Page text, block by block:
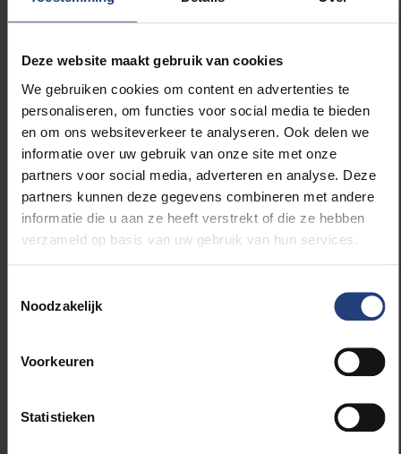
Deze website maakt gebruik van cookies
We gebruiken cookies om content en advertenties te
personaliseren, om functies voor social media te bieden
en om ons websiteverkeer te analyseren. Ook delen we
informatie over uw gebruik van onze site met onze
partners voor social media, adverteren en analyse. Deze
partners kunnen deze gegevens combineren met andere
informatie die u aan ze heeft verstrekt of die ze hebben
verzameld op basis van uw gebruik van hun services.
Noodzakelijk
Voorkeuren
Statistieken
produceren ze naastgroter danin de vergrotende
Een bijkomende
misvatting gaat over wat
taalregels precies zijn.
eigenlijk in geïnteresseerd zijn. Deze regels zijn
moedertaalsprekers meestal onbekend, maar ook
zonder probleem toe in ons dagelijkse taalgebruik.